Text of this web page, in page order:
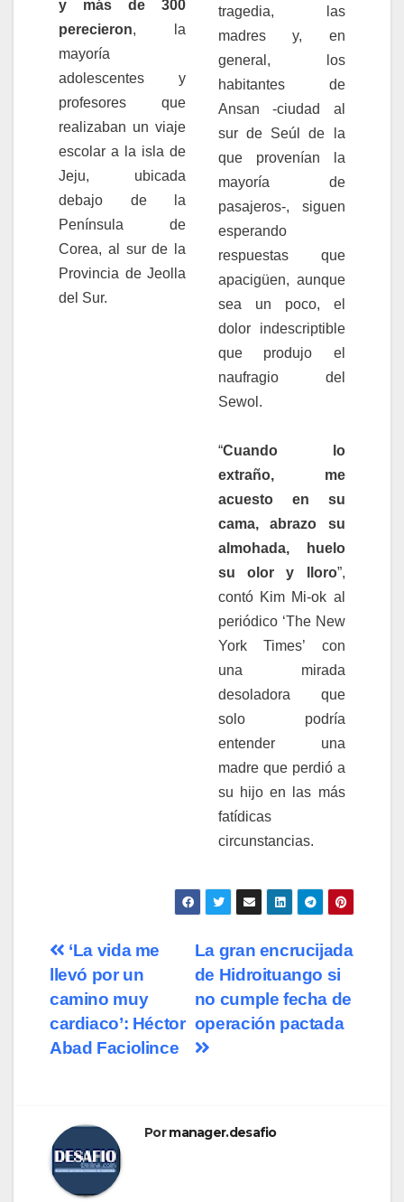
y más de 300
perecieron, la
mayoría
adolescentes y
profesores que
realizaban un viaje
escolar a la isla de
Jeju, ubicada
debajo de la
Península de
Corea, al sur de la
Provincia de Jeolla
del Sur.
tragedia, las
madres y, en
general, los
habitantes de
Ansan -ciudad al
sur de Seúl de la
que provenían la
mayoría de
pasajeros-, siguen
esperando
respuestas que
apacigüen, aunque
sea un poco, el
dolor indescriptible
que produjo el
naufragio del
Sewol.
“Cuando lo
extraño, me
acuesto en su
cama, abrazo su
almohada, huelo
su olor y lloro”,
contó Kim Mi-ok al
periódico ‘The New
York Times’ con
una mirada
desoladora que
solo podría
entender una
madre que perdió a
su hijo en las más
fatídicas
circunstancias.
La gran encrucijada
de Hidroituango si
no cumple fecha de
operación pactada
‘La vida me
llevó por un
camino muy
cardiaco’: Héctor
Abad Faciolince
Pormanager.desafio